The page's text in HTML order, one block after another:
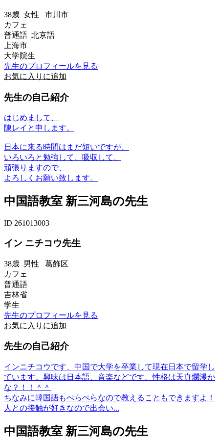
38歳 女性 市川市
カフェ
普通語 北京語
上海市
大学院生
先生のプロフィールを見る
お気に入りに追加
先生の自己紹介
はじめまして、
陳レイと申します。
日本に来る時間はまだ短いですが、
いろいろと勉強して、吸収して、
頑張りますので、
よろしくお願い致します。
中国語教室 新三河島の先生
ID 261013003
イン ニチコウ先生
38歳 男性 葛飾区
カフェ
普通語
吉林省
学生
先生のプロフィールを見る
お気に入りに追加
先生の自己紹介
インニチコウです、中国で大学を卒業して現在日本で留学し
ています。興味は日本語、音楽などです。性格は天真爛漫か
な？！！＾＾
ちなみに韓国語もぺらぺらなので教えることもできますよ！
人との接触が好きなので出会い...
中国語教室 新三河島の先生